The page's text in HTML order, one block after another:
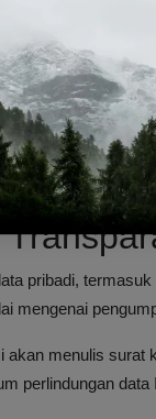
melakukan
dari laporan
atau dengan
oleh
pribadi,
mengenai
menulis surat
perlindungan